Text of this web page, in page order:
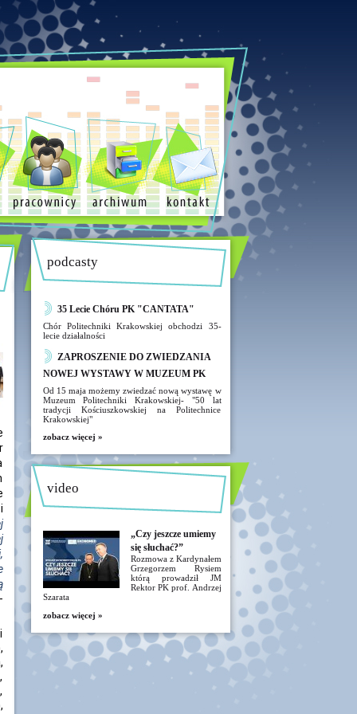
podcasty
35 Lecie Chóru PK "CANTATA"
Chór Politechniki Krakowskiej obchodzi 35-
lecie działalności
ZAPROSZENIE DO ZWIEDZANIA
NOWEJ WYSTAWY W MUZEUM PK
Od 15 maja możemy zwiedzać nową wystawę w
Muzeum Politechniki Krakowskiej- "50 lat
tradycji Kościuszkowskiej na Politechnice
Krakowskiej"
zobacz więcej »
video
„Czy jeszcze umiemy
się słuchać?”
Rozmowa z Kardynałem
Grzegorzem Rysiem
którą prowadził JM
Rektor PK prof. Andrzej
Szarata
zobacz więcej »